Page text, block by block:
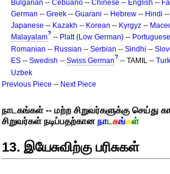
Bulgarian -- Cebuano -- Chinese -- English --
German -- Greek -- Guarani -- Hebrew -- Hindi --
Japanese -- Kazakh -- Korean -- Kyrgyz --
Malayalam? -- Platt (Low German) -- Portuguese
Romanian -- Russian -- Serbian -- Sindhi --
ES -- Swedish -- Swiss German? -- TAMIL --
Uzbek
Previous Piece -- Next Piece
நாடகங்கள் -- மற்ற சிறுவர்களுக்கு செய்து
சிறுவர்கள் நடிப்பதற்கான நாட கங்கள்
13. இயேசுவிற்கு பரிசுகள்